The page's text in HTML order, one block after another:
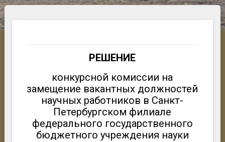
РЕШЕНИЕ
конкурсной комиссии на
замещение вакантных должностей
научных работников в Санкт-
Петербургском филиале
федерального государственного
бюджетного учреждения науки